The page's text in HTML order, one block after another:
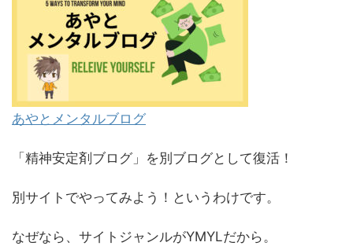
あやとメンタルブログ
「精神安定剤ブログ」を別ブログとして復活！
別サイトでやってみよう！というわけです。
なぜなら、サイトジャンルがYMYLだから。